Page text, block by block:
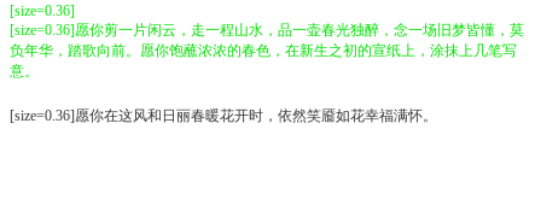
[size=0.36]
[size=0.36]愿你剪一片闲云，走一程山水，品一壶春光独醉，念一场旧梦皆懂，莫
负年华，踏歌向前。愿你饱蘸浓浓的春色，在新生之初的宣纸上，涂抹上几笔写
意。
[size=0.36]愿你在这风和日丽春暖花开时，依然笑靥如花幸福满怀。